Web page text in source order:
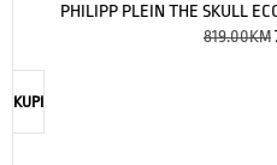
PHILIPP PLEIN THE SKULL
819.00KM
KUPI